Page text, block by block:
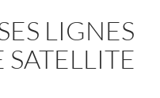
LIGNES
SATELLITE